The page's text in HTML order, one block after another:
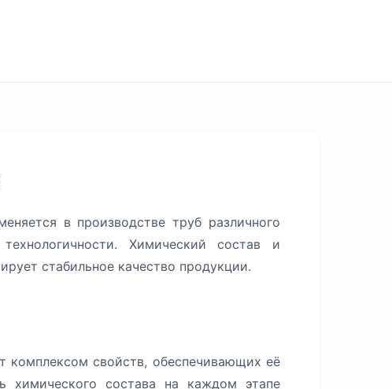
в производстве труб различного
Химический состав и
стабильное качество продукции.
комплексом свойств, обеспечивающих её
химического состава на каждом этапе